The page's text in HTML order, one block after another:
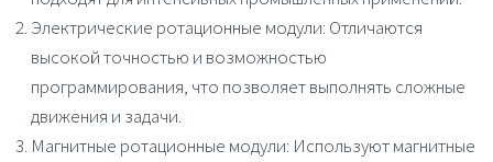
Электрические ротационные модули: Отличаются
высокой точностью и возможностью
программирования, что позволяет выполнять сложные
движения и задачи.
Магнитные ротационные модули: Используют магнитные